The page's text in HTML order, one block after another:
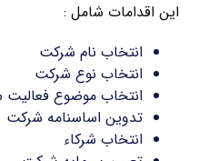
این اقدامات شامل :
انتخاب نام شرکت
انتخاب نوع شرکت
انتخاب موضوع
تدوین اساسنامه شرکت
انتخاب شرکاء